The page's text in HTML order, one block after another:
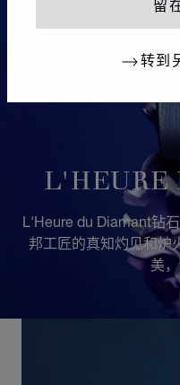
留
转到
L'HEURE
L'Heure du Diamant钻
邦工匠的真知灼见和炉
美